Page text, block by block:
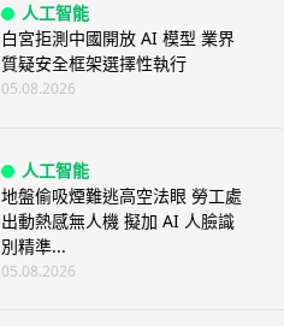
人工智能
白宮拒測中國開放 AI 模型 業界
質疑安全框架選擇性執行
05.08.2026
人工智能
地盤偷吸煙難逃高空法眼 勞工處
出動熱感無人機 擬加 AI 人臉識
別精準...
05.08.2026